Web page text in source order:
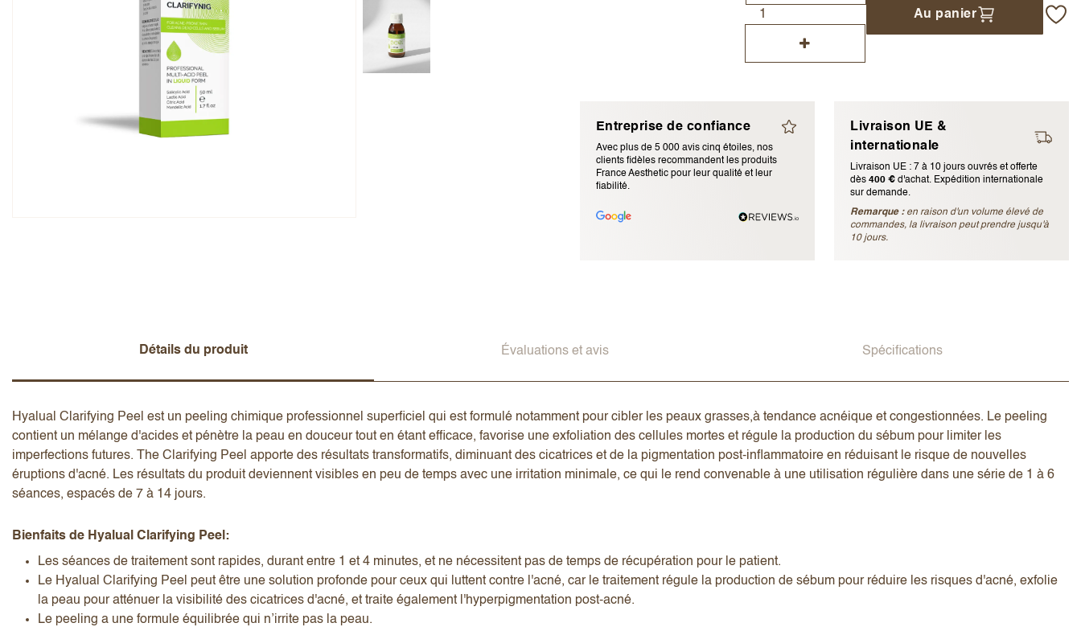
Au panier
Entreprise de confiance
Avec plus de 5 000 avis cinq étoiles, nos
clients fidèles recommandent les produits
France Aesthetic pour leur qualité et leur
fiabilité.
Livraison UE &
internationale
Livraison UE : 7 à 10 jours ouvrés et offerte
dès400 €d'achat. Expédition internationale
sur demande.
Remarque : en raison d'un volume élevé de
commandes, la livraison peut prendre jusqu'à
10 jours.
Détails du produit Évaluations et avis Spécifications
Hyalual Clarifying Peel est un peeling chimique professionnel superficiel qui est formulé notamment pour cibler les peaux grasses,à tendance acnéique et congestionnées. Le peeling
contient un mélange d'acides et pénètre la peau en douceur tout en étant efficace, favorise une exfoliation des cellules mortes et régule la production du sébum pour limiter les
imperfections futures. The Clarifying Peel apporte des résultats transformatifs, diminuant des cicatrices et de la pigmentation post-inflammatoire en réduisant le risque de nouvelles
éruptions d'acné. Les résultats du produit deviennent visibles en peu de temps avec une irritation minimale, ce qui le rend convenable à une utilisation régulière dans une série de 1 à 6
séances, espacés de 7 à 14 jours.
Bienfaits de Hyalual Clarifying Peel:
Les séances de traitement sont rapides, durant entre 1 et 4 minutes, et ne nécessitent pas de temps de récupération pour le patient.
Le Hyalual Clarifying Peel peut être une solution profonde pour ceux qui luttent contre l'acné, car le traitement régule la production de sébum pour réduire les risques d'acné, exfolie
la peau pour atténuer la visibilité des cicatrices d'acné, et traite également l'hyperpigmentation post-acné.
Le peeling a une formule équilibrée qui n’irrite pas la peau.
Adresse e-mail (ne sera pas publiée)
J’accepte lestermes et conditions